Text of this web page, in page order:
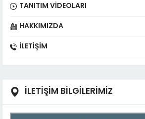
TANITIM VIDEOLARI
HAKKIMIZDA
İLETIŞIM
İLETİŞİM BİLGİLERİMİZ